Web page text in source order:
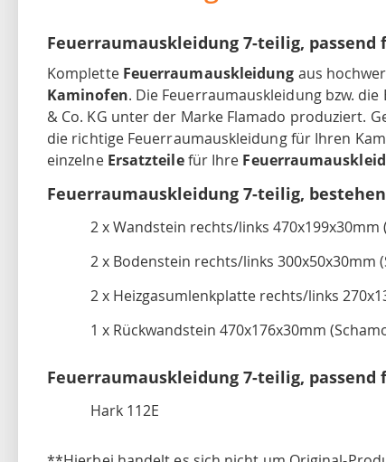
Feuerraumauskleidung 7-teilig,
Komplette Feuerraumauskleidung aus
Kaminofen. Die Feuerraumauskleidung bzw.
& Co. KG unter der Marke Flamado produziert.
die richtige Feuerraumauskleidung für Ihren
einzelne Ersatzteilefür Ihre
Feuerraumauskleidung 7-teilig,
2 x Wandstein rechts/links 470x199x30mm
2 x Bodenstein rechts/links 300x50x30mm
2 x Heizgasumlenkplatte rechts/links
1 x Rückwandstein 470x176x30mm
Feuerraumauskleidung 7-teilig,
Hark 112E